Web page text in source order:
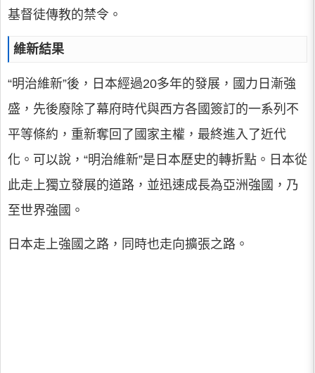
基督徒傳教的禁令。
維新結果
“明治維新”後，日本經過20多年的發展，國力日漸強
盛，先後廢除了幕府時代與西方各國簽訂的一系列不
平等條約，重新奪回了國家主權，最終進入了近代
化。可以說，“明治維新”是日本歷史的轉折點。日本從
此走上獨立發展的道路，並迅速成長為亞洲強國，乃
至世界強國。
日本走上強國之路，同時也走向擴張之路。